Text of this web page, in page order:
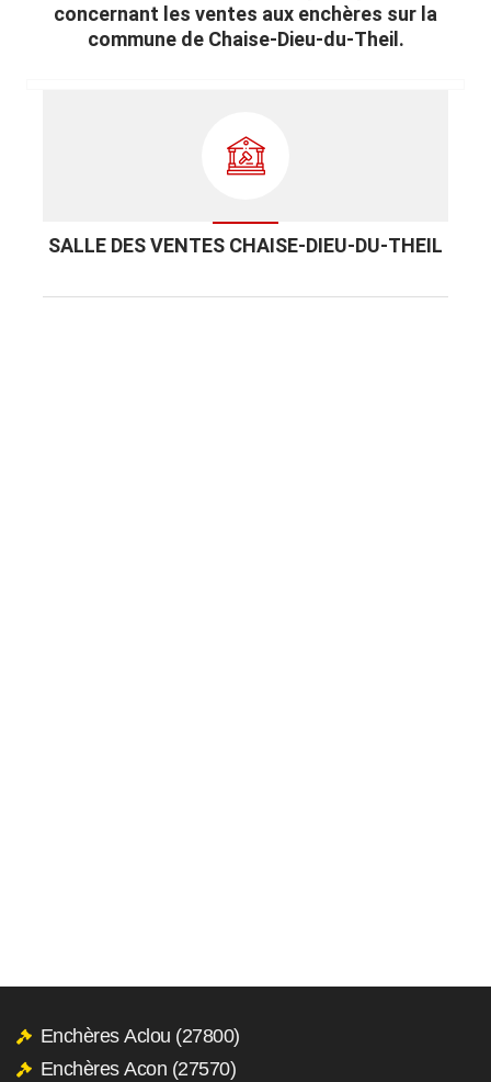
concernant les ventes aux enchères sur la
commune de Chaise-Dieu-du-Theil.
SALLE DES VENTES CHAISE-DIEU-DU-THEIL
Enchères Aclou (27800)
Enchères Acon (27570)